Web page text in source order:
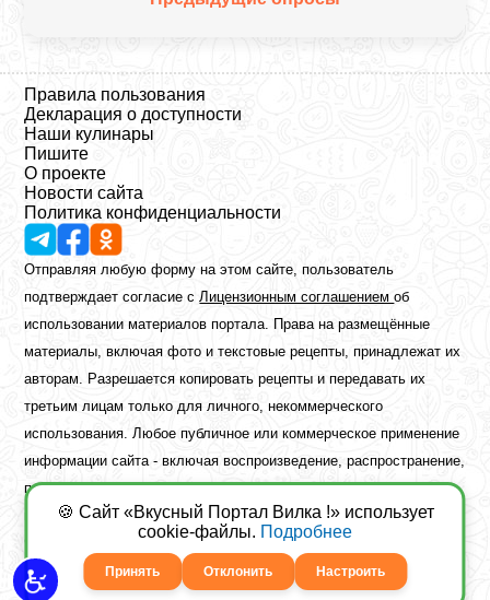
Правила пользования
Декларация о доступности
Наши кулинары
Пишите
О проекте
Новости сайта
Политика конфиденциальности
Отправляя любую форму на этом сайте, пользователь
подтверждает согласие сЛицензионным соглашениемоб
использовании материалов портала. Права на размещённые
материалы, включая фото и текстовые рецепты, принадлежат их
авторам. Разрешается копировать рецепты и передавать их
третьим лицам только для личного, некоммерческого
использования. Любое публичное или коммерческое применение
информации сайта - включая воспроизведение, распространение,
публикацию или обработку - возможно лишь при наличии
предварительного письменного разрешения правообладателя.
Copyright ©2026 Вкусный Портал Вилка
Сайт построенfreebrush.net
🍪 Сайт «Вкусный Портал Вилка !» использует
cookie-файлы. Подробнее
Принять Отклонить Настроить